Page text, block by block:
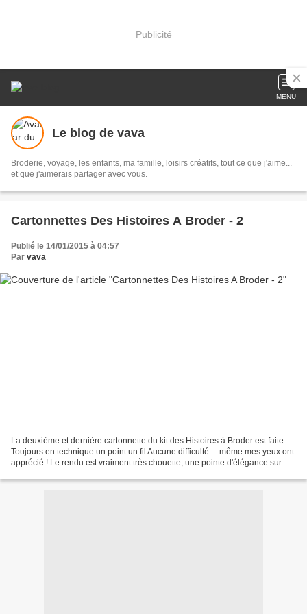
Publicité
MENU
Le blog de vava
Broderie, voyage, les enfants, ma famille, loisirs créatifs, tout ce que j'aime...
et que j'aimerais partager avec vous.
Cartonnettes Des Histoires A Broder - 2
Publié le 14/01/2015 à 04:57
Par vava
La deuxième et dernière cartonnette du kit des Histoires à Broder est faite
Toujours en technique un point un fil Aucune difficulté ... même mes yeux ont
apprécié ! Le rendu est vraiment très chouette, une pointe d'élégance sur un